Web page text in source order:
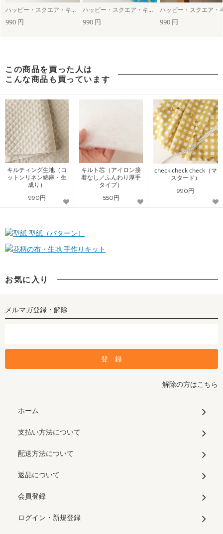
ハッピー・スクエア・キャロット（big／オレンジ） ハッピー・スクエア・キャロット（ブルー）
990 円 990 円 990 円
この商品を買った人は
こんな商品も買っています
キルティング生地（コ
ットンリネン綿麻・生
成り）
990円
キルト芯（アイロン接
着なし／ふんわり厚手
タイプ）
550円
check check check（マ
スタード）
990円
型紙（パターン）
手作りキット
お気に入り
メルマガ登録・解除
解除の方はこちら
ホーム
支払い方法について
配送方法について
返品について
会員登録
ログイン・新規登録